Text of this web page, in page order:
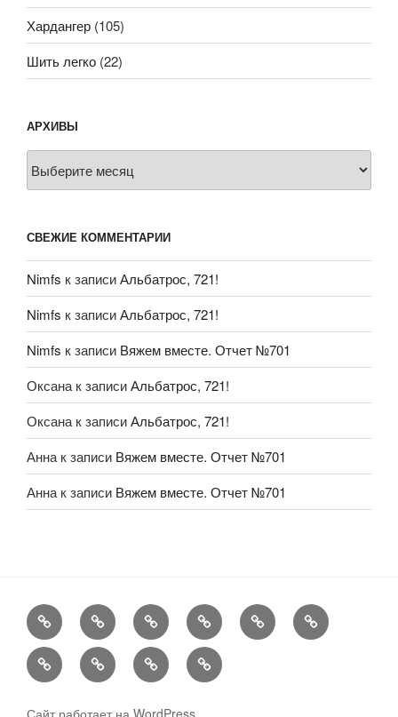
Хардангер (105)
Шить легко (22)
АРХИВЫ
СВЕЖИЕ КОММЕНТАРИИ
Nimfs к записиАльбатрос, 721!
Nimfs к записиАльбатрос, 721!
Nimfs к записи Вяжем вместе. Отчет №701
Оксана к записиАльбатрос, 721!
Оксана к записиАльбатрос, 721!
Анна к записи Вяжем вместе. Отчет №701
Анна к записи Вяжем вместе. Отчет №701
FAQ Рукоделие
А
еще
Мы КонкурсыОбменник
ХвастаемсяСтатьи Aukara
Shop
User
Profile